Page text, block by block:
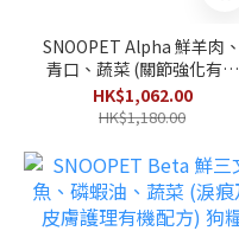
SNOOPET Alpha 鮮羊肉、
青口、蔬菜 (關節強化有機
配方) 狗糧 8kg
HK$1,062.00
HK$1,180.00